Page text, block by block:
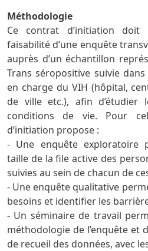
Méthodologie
Ce contrat d’initiation doit
faisabilité d’une enquête
auprès d’un échantillon
Trans séropositive suivie
en charge du VIH (hôpital,
de ville etc.), afin d’étudier
conditions de vie. Pour
d’initiation propose :
- Une enquête exploratoire
taille de la file active des
suivies au sein de chacun de
- Une enquête qualitative
besoins et identifier les
- Un séminaire de travail
méthodologie de l’enquête et
de recueil des données, avec